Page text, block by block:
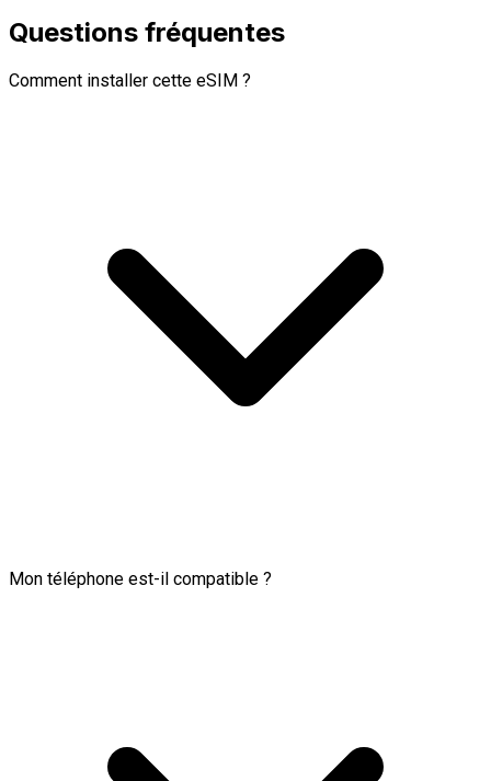
Questions fréquentes
Comment installer cette eSIM ?
Mon téléphone est-il compatible ?